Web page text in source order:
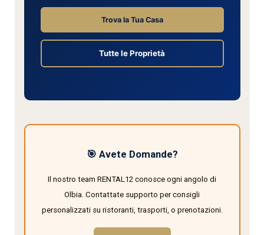
Trova la Tua Casa
Tutte le Proprietà
🎯 Avete Domande?
Il nostro team RENTAL12 conosce ogni angolo di
Olbia. Contattate supporto per consigli
personalizzati su ristoranti, trasporti, o prenotazioni.